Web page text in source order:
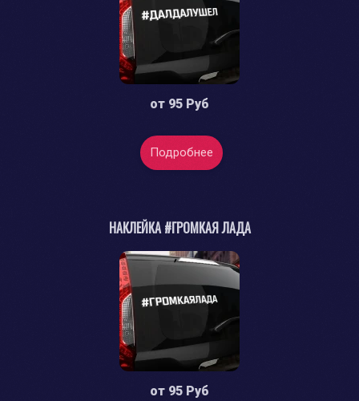
от 95 Руб
Подробнее
НАКЛЕЙКА #ГРОМКАЯ ЛАДА
от 95 Руб